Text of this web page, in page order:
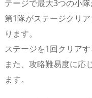
テージで最大3つの小
第1隊がステージクリ
ります。
ステージを1回クリア
また、攻略難易度に応
ます。